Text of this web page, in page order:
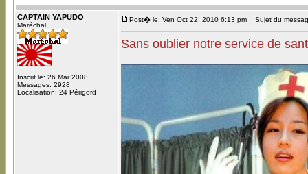
CAPTAIN YAPUDO
Maréchal
Inscrit le: 26 Mar 2008
Messages: 2928
Localisation: 24 Périgord
Post� le: Ven Oct 22, 2010 6:13 pm Sujet du
Sans oublier notre service de